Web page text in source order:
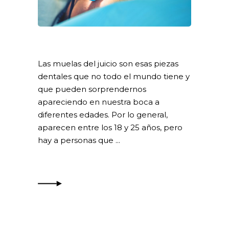
Las muelas del juicio son esas piezas
dentales que no todo el mundo tiene y
que pueden sorprendernos
apareciendo en nuestra boca a
diferentes edades. Por lo general,
aparecen entre los 18 y 25 años, pero
hay a personas que